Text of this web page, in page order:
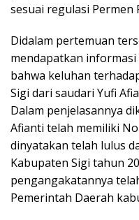
sesuai regulasi Permen
Didalam pertemuan
mendapatkan
bahwa keluhan
Sigi dari saudari Yufi
Dalam penjelasannya
Afianti telah memiliki
dinyatakan telah lulus
Kabupaten Sigi tahun
pengangakatannya
Pemerintah Daerah